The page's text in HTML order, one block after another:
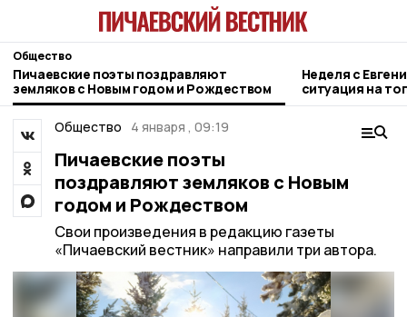
Общество
Пичаевские поэты поздравляют
земляков с Новым годом и Рождеством
Неделя с
ситуация на
городе и
Общество
4 января , 09:19
Пичаевские поэты
поздравляют земляков с Новым
годом и Рождеством
Свои произведения в редакцию газеты
«Пичаевский вестник» направили три автора.